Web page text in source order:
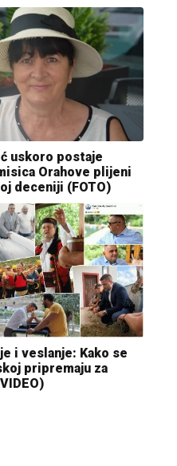
uskoro postaje
Orahove plijeni
deceniji (FOTO)
i veslanje: Kako se
pripremaju za